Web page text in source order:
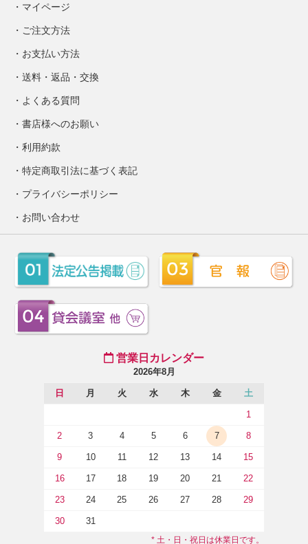
マイページ
ご注文方法
お支払い方法
送料・返品・交換
よくある質問
書店様へのお願い
利用約款
特定商取引法に基づく表記
プライバシーポリシー
お問い合わせ
営業日カレンダー
2026年8月
日 月 火 水 木 金 土
1
2 3 4 5 6 7 8
9 10 11 12 13 14 15
16 17 18 19 20 21 22
23 24 25 26 27 28 29
30 31
* 土・日・祝日は休業日です。